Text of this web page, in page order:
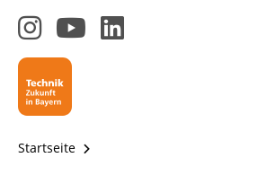
Technik - Zukunft in Bayern
Zum
Instagram-
Kanal
von
Technik-
in
Zum
YouTube-LinkedIn-
Startseite